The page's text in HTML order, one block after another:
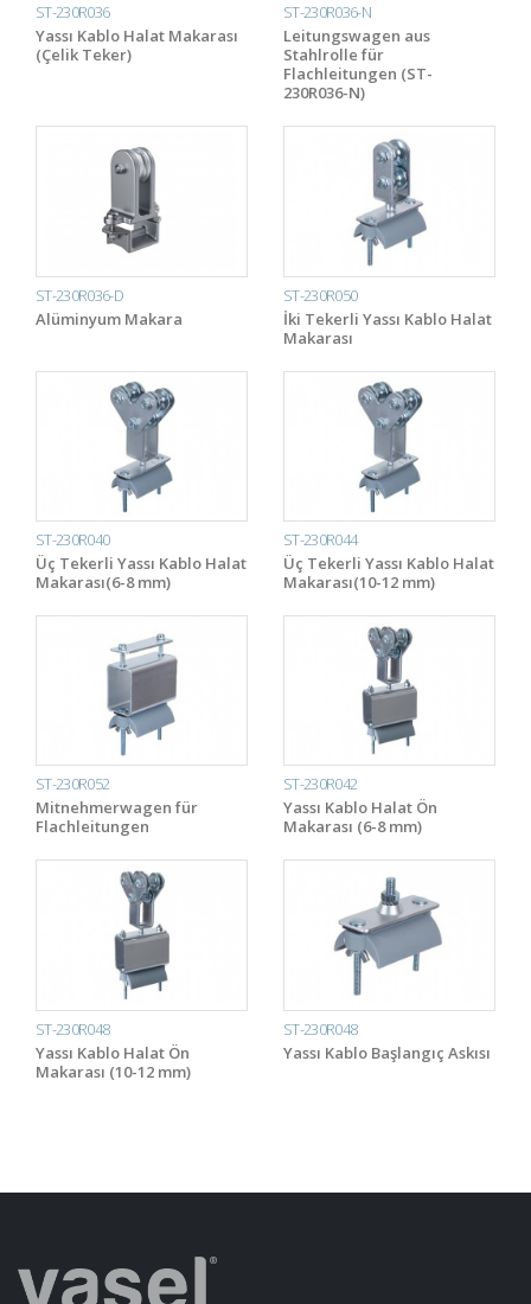
ST-230R036
Yassı Kablo Halat Makarası
(Çelik Teker)
ST-230R036-N
Leitungswagen aus
Stahlrolle für
Flachleitungen (ST-
230R036-N)
ST-230R036-D
Alüminyum Makara
ST-230R050
İki Tekerli Yassı Kablo Halat
Makarası
ST-230R040
Üç Tekerli Yassı Kablo Halat
Makarası(6-8 mm)
ST-230R044
Üç Tekerli Yassı Kablo Halat
Makarası(10-12 mm)
ST-230R052
Mitnehmerwagen für
Flachleitungen
ST-230R042
Yassı Kablo Halat Ön
Makarası (6-8 mm)
ST-230R048
Yassı Kablo Halat Ön
Makarası (10-12 mm)
ST-230R048
Yassı Kablo Başlangıç Askısı